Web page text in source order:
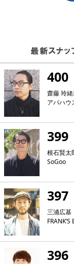
400
齋藤 玲
アバハウ
399
根石賢
SoGoo
397
三浦広
396